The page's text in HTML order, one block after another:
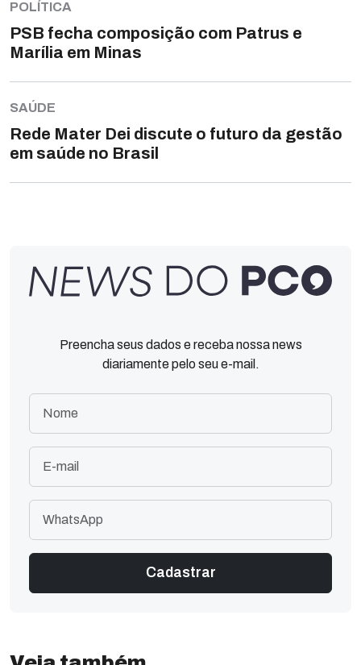
POLÍTICA
PSB fecha composição com Patrus e
Marília em Minas
SAÚDE
Rede Mater Dei discute o futuro da gestão
em saúde no Brasil
Preencha seus dados e receba nossa news
diariamente pelo seu e-mail.